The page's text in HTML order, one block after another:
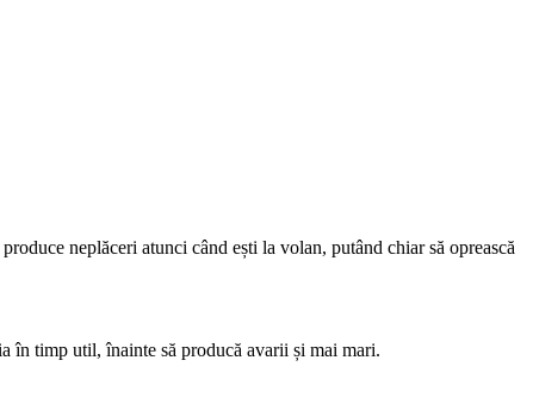
neplăceri atunci când ești la volan, putând chiar să oprească
în timp util, înainte să producă avarii și mai mari.